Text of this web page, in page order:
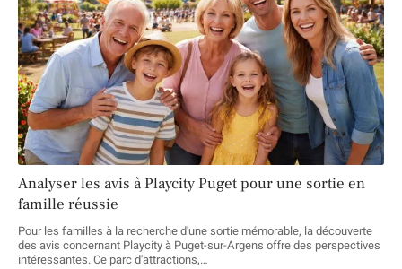
Analyser les avis à Playcity Puget pour une sortie en
famille réussie
Pour les familles à la recherche d'une sortie mémorable, la découverte
des avis concernant Playcity à Puget-sur-Argens offre des perspectives
intéressantes. Ce parc d'attractions,…